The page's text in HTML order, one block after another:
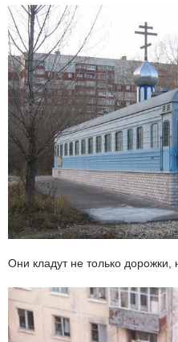
Они кладут не только дорожки,